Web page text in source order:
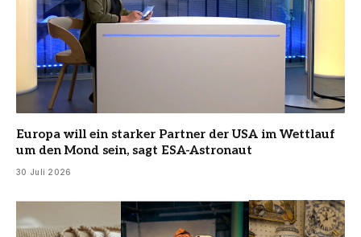
Europa will ein starker Partner der USA im Wettlauf
um den Mond sein, sagt ESA-Astronaut
30 Juli 2026